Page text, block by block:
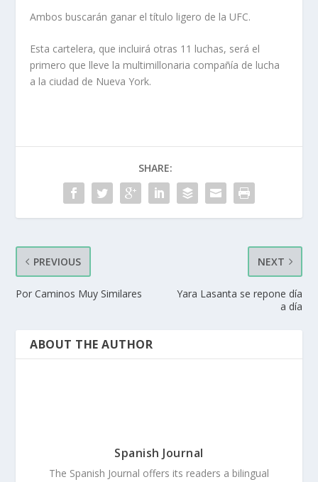
Ambos buscarán ganar el título ligero de la UFC.
Esta cartelera, que incluirá otras 11 luchas, será el
primero que lleve la multimillonaria compañía de lucha
a la ciudad de Nueva York.
SHARE:
PREVIOUS
Por Caminos Muy Similares
NEXT
Yara Lasanta se repone día
a día
ABOUT THE AUTHOR
Spanish Journal
The Spanish Journal offers its readers a bilingual